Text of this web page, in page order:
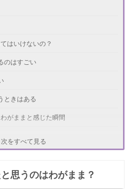
はいけないの？
のはすごい
ときはある
がままと感じた瞬間
次をすべて見る
思うのはわがまま？